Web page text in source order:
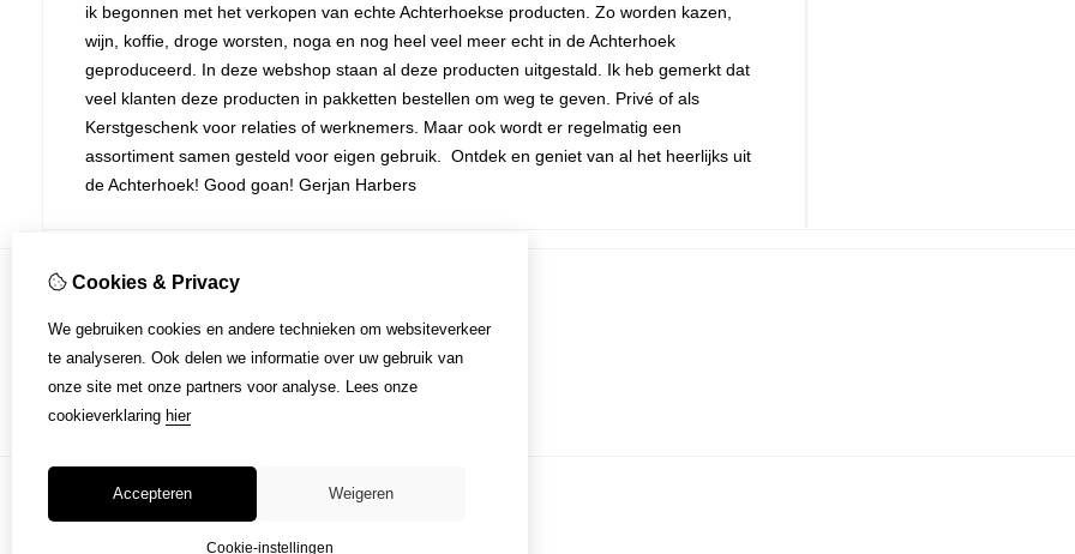
ik begonnen met het verkopen van echte Achterhoekse producten. Zo worden kazen,
wijn, koffie, droge worsten, noga en nog heel veel meer echt in de Achterhoek
geproduceerd. In deze webshop staan al deze producten uitgestald. Ik heb gemerkt dat
veel klanten deze producten in pakketten bestellen om weg te geven. Privé of als
Kerstgeschenk voor relaties of werknemers. Maar ook wordt er regelmatig een
assortiment samen gesteld voor eigen gebruik. Ontdek en geniet van al het heerlijks uit
de Achterhoek! Good goan! Gerjan Harbers
Klantenservice
Contact
Sitemap
Cookies & Privacy
We gebruiken cookies en andere technieken om websiteverkeer
te analyseren. Ook delen we informatie over uw gebruik van
onze site met onze partners voor analyse. Lees onze
cookieverklaring hier
Accepteren Weigeren
Cookie-instellingen